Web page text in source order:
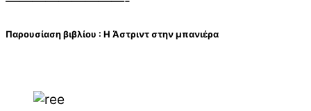
Παρουσίαση βιβλίου : Η Άστριντ στην μπανιέρα